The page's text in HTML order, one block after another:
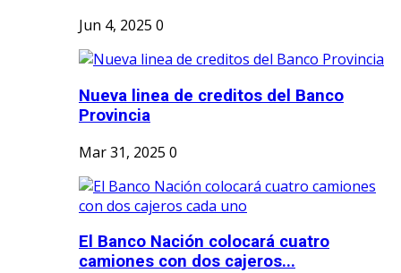
Jun 4, 2025 0
Nueva linea de creditos del Banco
Provincia
Mar 31, 2025 0
El Banco Nación colocará cuatro
camiones con dos cajeros...